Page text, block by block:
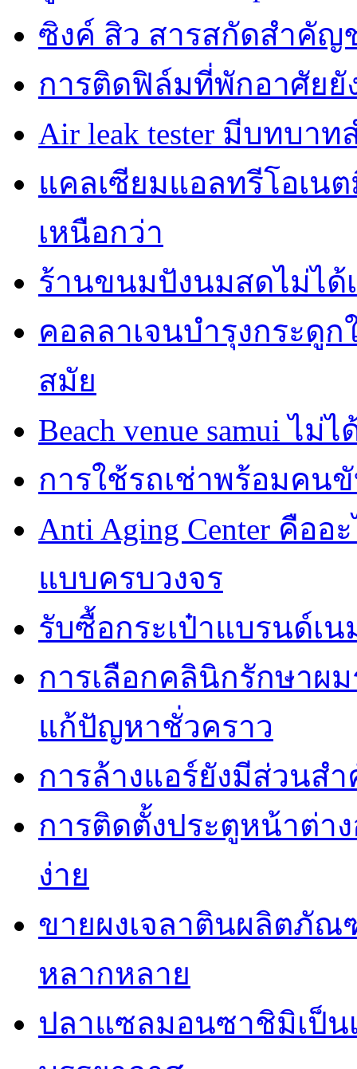
ซิงค์ สิว สารสกัดสำคัญ
การติดฟิล์มที่พักอาศัยยั
Air leak tester มีบทบ
แคลเซียมแอลทรีโอเ
เหนือกว่า
ร้านขนมปังนมสดไม่ได้
คอลลาเจนบำรุงกระดู
สมัย
Beach venue samui ไ
การใช้รถเช่าพร้อมคน
Anti Aging Center คือ
แบบครบวงจร
รับซื้อกระเป๋าแบรนด์เ
การเลือกคลินิกรักษาผม
แก้ปัญหาชั่วคราว
การล้างแอร์ยังมีส่วน
การติดตั้งประตูหน้าต่า
ง่าย
ขายผงเจลาตินผลิตภั
หลากหลาย
ปลาแซลมอนซาชิมิเป็น